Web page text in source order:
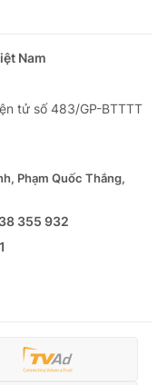
Nam
tử số 483/GP-BTTTT
Phạm Quốc Thắng,
355 932